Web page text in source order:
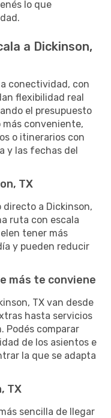
lo que
a Dickinson,
conectividad, con
flexibilidad real
el presupuesto
más conveniente,
o itinerarios con
y las fechas del
TX
a Dickinson,
ruta con escala
tener más
y pueden reducir
más te conviene
TX van desde
hasta servicios
Podés comparar
de los asientos e
la que se adapta
TX
sencilla de llegar